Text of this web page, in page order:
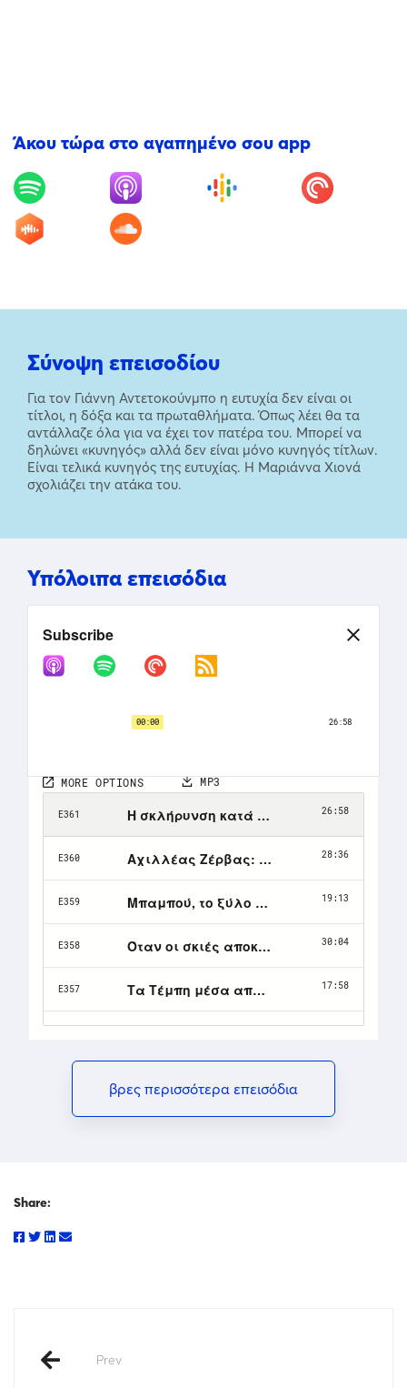
Άκου τώρα στο αγαπημένο σου app
Σύνοψη επεισοδίου
Για τον Γιάννη Αντετοκούνμπο η ευτυχία δεν είναι οι
τίτλοι, η δόξα και τα πρωταθλήματα. Όπως λέει θα τα
αντάλλαζε όλα για να έχει τον πατέρα του. Μπορεί να
δηλώνει «κυνηγός» αλλά δεν είναι μόνο κυνηγός τίτλων.
Είναι τελικά κυνηγός της ευτυχίας. Η Μαριάννα Χιονά
σχολιάζει την ατάκα του.
Υπόλοιπα επεισόδια
βρες περισσότερα επεισόδια
Share:
Prev